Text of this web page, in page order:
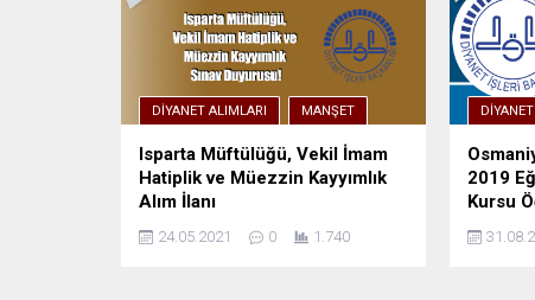
DIYANET ALIMLARI MANŞET
Isparta Müftülüğü, Vekil İmam
Hatiplik ve Müezzin Kayyımlık
Alım İlanı
24.05.2021 0 1.740
2019
Kursu